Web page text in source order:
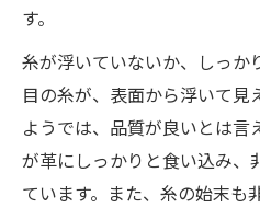
す。
糸が浮いていないか、しっか
目の糸が、表面から浮いて見
ようでは、品質が良いとは
が革にしっかりと食い込み、
ています。また、糸の始末も